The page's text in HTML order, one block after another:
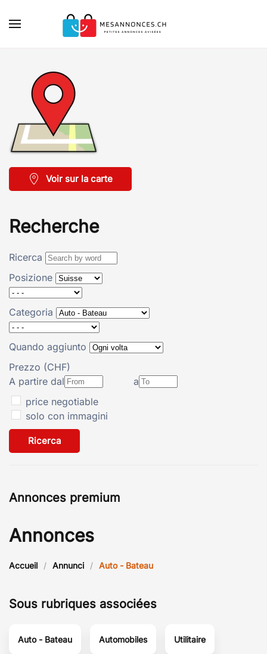
Skip to main content
Voir sur la carte
Recherche
Ricerca
Posizione
Categoria
Quando aggiunto
Prezzo (CHF)
A partire dal
a
price negotiable
solo con immagini
Ricerca
Annonces premium
Annonces
Accueil Annunci Auto - Bateau
Sous rubriques associées
Auto - Bateau Automobiles Utilitaire